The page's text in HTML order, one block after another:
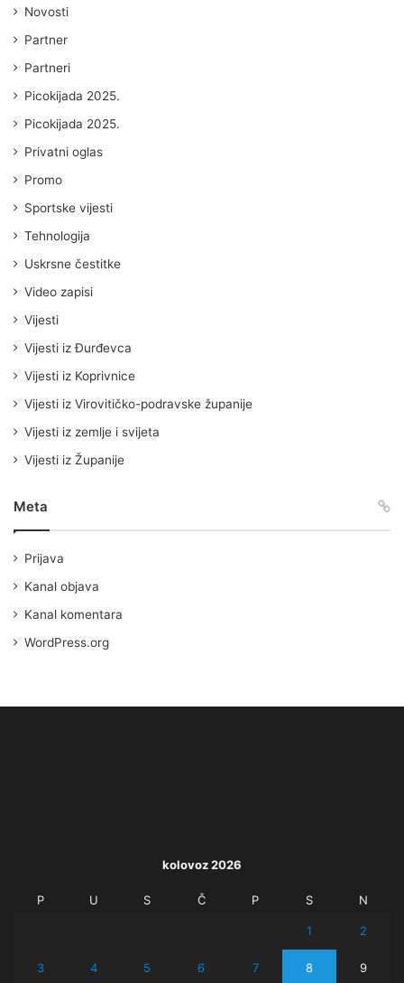
Novosti
Partner
Partneri
Picokijada 2025.
Picokijada 2025.
Privatni oglas
Promo
Sportske vijesti
Tehnologija
Uskrsne čestitke
Video zapisi
Vijesti
Vijesti iz Đurđevca
Vijesti iz Koprivnice
Vijesti iz Virovitičko-podravske županije
Vijesti iz zemlje i svijeta
Vijesti iz Županije
Meta
Prijava
Kanal objava
Kanal komentara
WordPress.org
kolovoz 2026
P U S Č P S N
1 2
3 4 5 6 7 8 9